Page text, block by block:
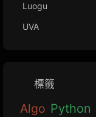
Luogu
UVA
標籤
Algo Python